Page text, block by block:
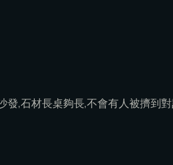
發,石材長桌夠長,不會有人被擠到